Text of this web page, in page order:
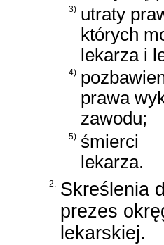
3) utraty
których
lekarza i
4)
prawa
zawodu;
5) śmierci
lekarza.
2. Skreślenia
prezes
lekarskiej.